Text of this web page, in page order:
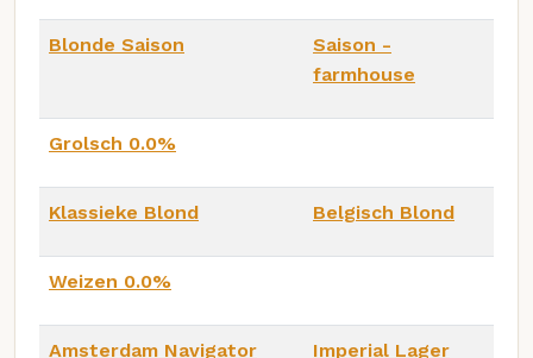
Blonde Saison
Saison -
farmhouse
Grolsch 0.0%
Klassieke Blond Belgisch Blond
Weizen 0.0%
Amsterdam Navigator Imperial Lager